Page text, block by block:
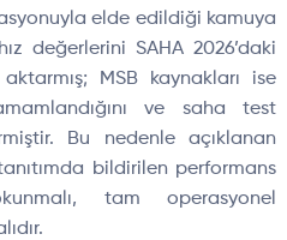
elde edildiği kamuya
değerlerini SAHA 2026’daki
MSB kaynakları ise
ve saha test
Bu nedenle açıklanan
bildirilen performans
tam operasyonel